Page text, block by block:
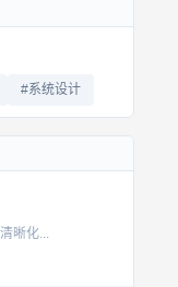
#系统设计
晰化...